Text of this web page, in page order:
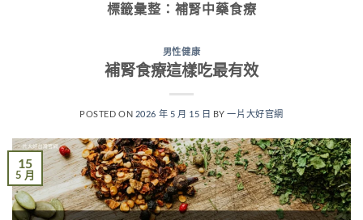
標籤彙整： 補腎中藥食療
男性健康
補腎食療這樣吃最有效
POSTED ON 2026 年 5 月 15 日 BY一片大好官網
15
5 月